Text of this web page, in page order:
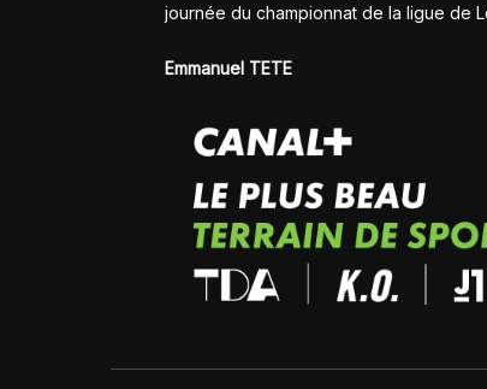
journée du championnat de la ligue de
Emmanuel TETE